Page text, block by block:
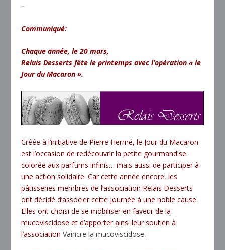
–
Communiqué:
Chaque année, le 20 mars,
Relais Desserts fête le printemps avec l’opération « le
Jour du Macaron ».
Créée à l’initiative de Pierre Hermé, le Jour du Macaron
est l’occasion de redécouvrir la petite gourmandise
colorée aux parfums infinis… mais aussi de participer à
une action solidaire. Car cette année encore, les
pâtisseries membres de l’association Relais Desserts
ont décidé d’associer cette journée à une noble cause.
Elles ont choisi de se mobiliser en faveur de la
mucoviscidose et d’apporter ainsi leur soutien à
l’associationVaincre la mucoviscidose.